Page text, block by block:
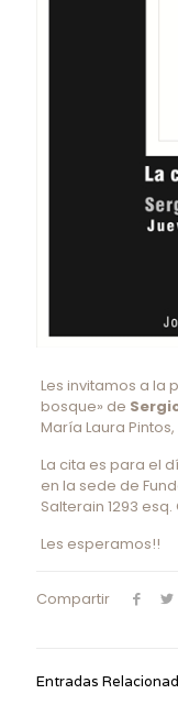
Les invitamos a la
bosque» de
María Laura
La cita es para el
en la sede de
Salterain 1293
Les esperamos!!
Compartir
Entradas